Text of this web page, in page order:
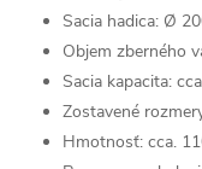
Sacia hadica: Ø
Objem zberného
Sacia kapacita:
Zostavené
Hmotnosť: cca.